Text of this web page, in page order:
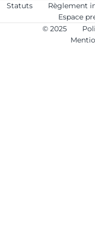
Statuts Règlement
Espace
© 2025